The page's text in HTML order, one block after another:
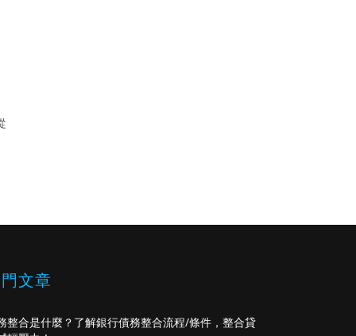
文章
整合是什麼？了解銀行債務整合流程/條件，整合貸